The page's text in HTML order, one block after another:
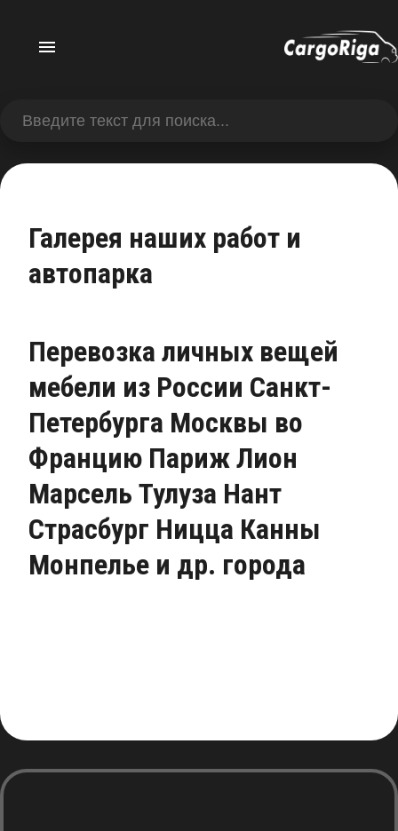
Галерея наших работ и
автопарка
Перевозка личных вещей
мебели из России Санкт-
Петербурга Москвы во
Францию Париж Лион
Марсель Тулуза Нант
Страсбург Ницца Канны
Монпелье и др. города